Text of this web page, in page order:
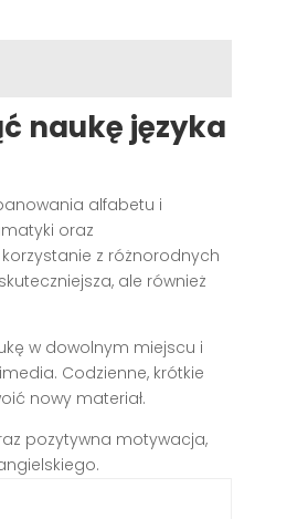
naukę języka
alfabetu i
oraz
z różnorodnych
ale również
w dowolnym miejscu i
Codzienne, krótkie
nowy materiał.
pozytywna motywacja,